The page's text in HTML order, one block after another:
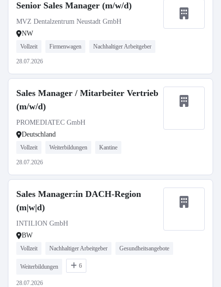
Senior Sales Manager (m/w/d)
MVZ Dentalzentrum Neustadt GmbH
NW
Vollzeit Firmenwagen Nachhaltiger Arbeitgeber
28.07.2026
Sales Manager / Mitarbeiter Vertrieb
(m/w/d)
PROMEDIATEC GmbH
Deutschland
Vollzeit Weiterbildungen Kantine
28.07.2026
Sales Manager:in DACH-Region
(m|w|d)
INTILION GmbH
BW
Vollzeit Nachhaltiger Arbeitgeber Gesundheitsangebote
Weiterbildungen 6
28.07.2026